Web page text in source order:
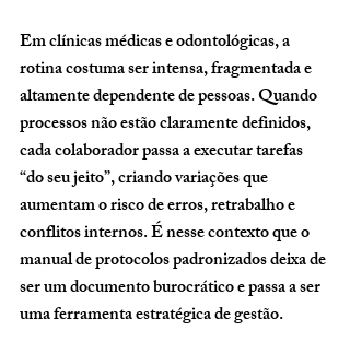
Em clínicas médicas e odontológicas, a
rotina costuma ser intensa, fragmentada e
altamente dependente de pessoas. Quando
processos não estão claramente definidos,
cada colaborador passa a executar tarefas
“do seu jeito”, criando variações que
aumentam o risco de erros, retrabalho e
conflitos internos. É nesse contexto que o
manual de protocolos padronizados deixa de
ser um documento burocrático e passa a ser
uma ferramenta estratégica de gestão.